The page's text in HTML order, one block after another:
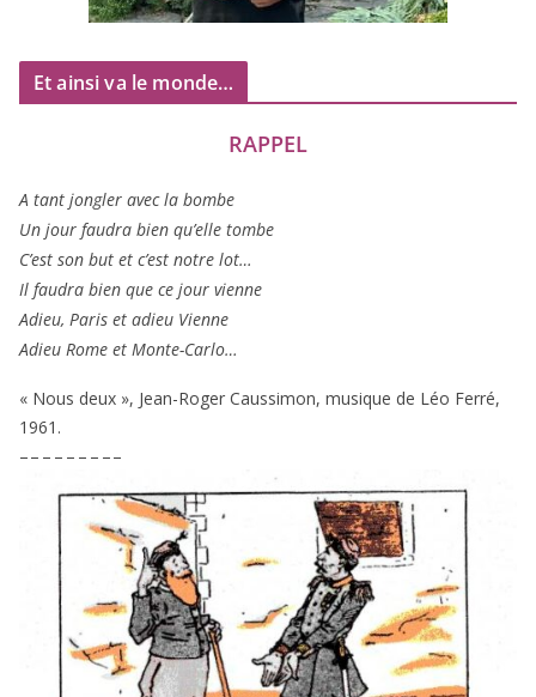
Et ainsi va le monde…
RAPPEL
A tant jon­gler avec la bombe
Un jour fau­dra bien qu’elle tombe
C’est son but et c’est notre lot…
Il fau­dra bien que ce jour vienne
Adieu, Paris et adieu Vienne
Adieu Rome et Monte-Carlo…
« Nous deux », Jean-Roger Caussimon, musique de Léo Ferré,
1961 .
– – – – – – – – –